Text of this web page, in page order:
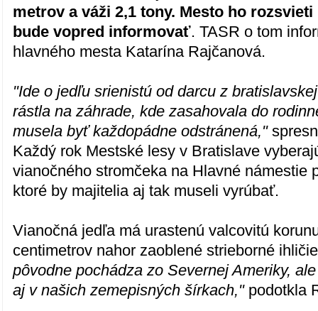
metrov a váži 2,1 tony. Mesto ho
bude vopred informovať. TASR o tom
hlavného mesta Katarína Rajčanová.
"Ide o jedľu srienistú od darcu z
rástla na záhrade, kde zasahovala do
musela byť každopádne odstránená,"
Každý rok Mestské lesy v Bratislave
vianočného stromčeka na Hlavné námestie
ktoré by majitelia aj tak museli vyrúbať.
Vianočná jedľa má urastenú valcovitú
centimetrov nahor zaoblené strieborné
pôvodne pochádza zo Severnej Ameriky,
aj v našich zemepisných šírkach," podotkla